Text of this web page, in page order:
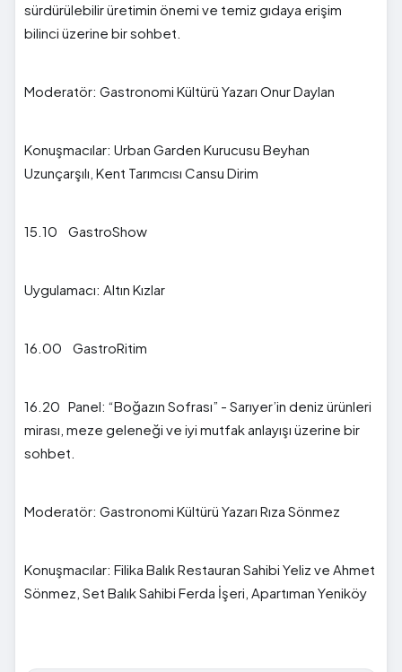
sürdürülebilir üretimin önemi ve temiz gıdaya erişim
bilinci üzerine bir sohbet.
Moderatör: Gastronomi Kültürü Yazarı Onur Daylan
Konuşmacılar: Urban Garden Kurucusu Beyhan
Uzunçarşılı, Kent Tarımcısı Cansu Dirim
15.10 GastroShow
Uygulamacı: Altın Kızlar
16.00 GastroRitim
16.20 Panel: “Boğazın Sofrası” - Sarıyer’in deniz ürünleri
mirası, meze geleneği ve iyi mutfak anlayışı üzerine bir
sohbet.
Moderatör: Gastronomi Kültürü Yazarı Rıza Sönmez
Konuşmacılar: Filika Balık Restauran Sahibi Yeliz ve Ahmet
Sönmez, Set Balık Sahibi Ferda İşeri, Apartıman Yeniköy